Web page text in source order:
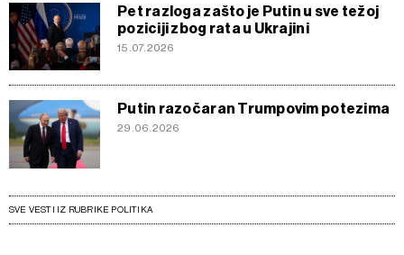
Pet razloga zašto je Putin u sve težoj
poziciji zbog rata u Ukrajini
15.07.2026
Putin razočaran Trumpovim potezima
29.06.2026
SVE VESTI IZ RUBRIKE POLITIKA